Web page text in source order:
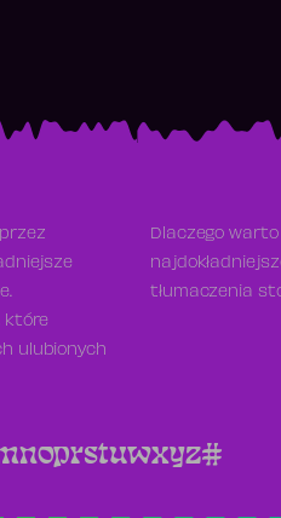
które
ulubionych
Dlaczego
tłumaczenia
noprstuwxyz#